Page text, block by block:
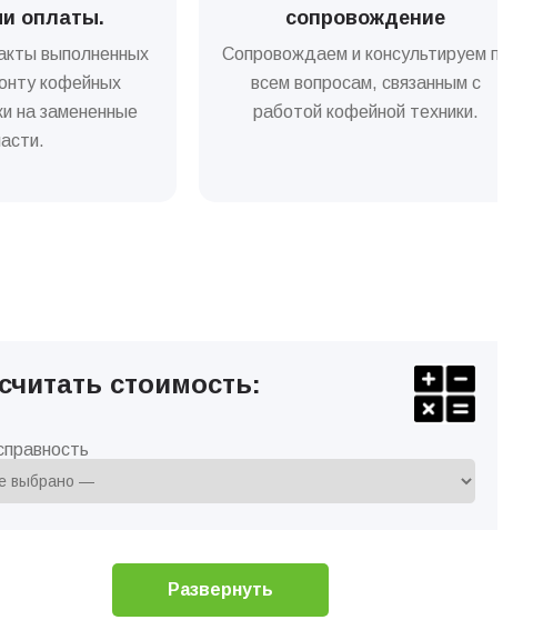
оплаты.
выполненных
кофейных
на замененные
сопровождение
Сопровождаем и консультируем по
всем вопросам, связанным с
работой кофейной техники.
стоимость:
Развернуть